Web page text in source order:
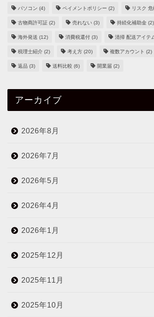
パソコン (4) ペイメントポリシー (2) リスク
古物商許可証 (2) 売れない (3) 持続化補助金 (2)
海外発送 (12) 消費税還付 (3) 清掃 配送アイテ
税理士紹介 (2) 考え方 (20) 複数アカウント (2)
返品 (3) 送料比較 (6) 開業届 (2)
アーカイブ
2026年8月
2026年7月
2026年5月
2026年4月
2026年1月
2025年12月
2025年11月
2025年10月